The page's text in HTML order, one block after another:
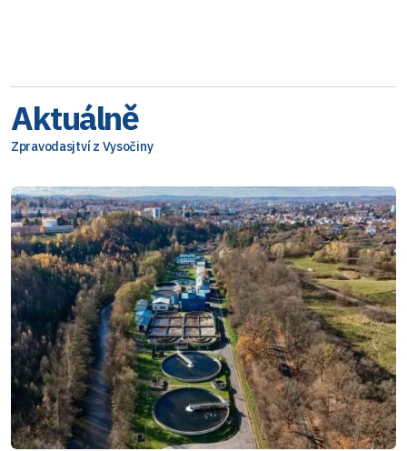
Aktuálně
Zpravodasjtví z Vysočiny